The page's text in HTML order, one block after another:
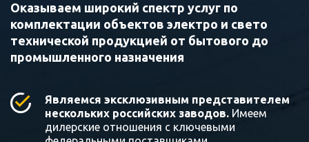
Оказываем широкий спектр услуг по
комплектации объектов электро и свето
технической продукцией от бытового до
промышленного назначения
Являемся эксклюзивным представителем
нескольких российских заводов. Имеем
дилерские отношения с ключевыми